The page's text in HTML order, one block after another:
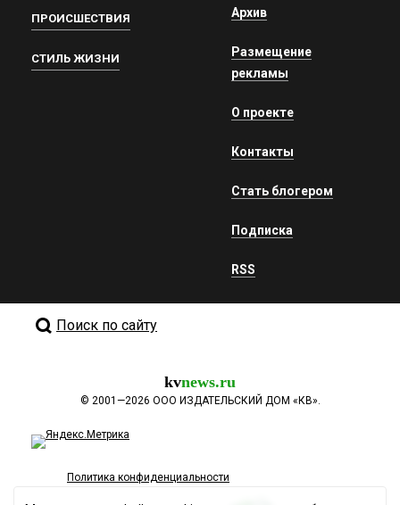
ПРОИСШЕСТВИЯ
СТИЛЬ ЖИЗНИ
Архив
Размещение
рекламы
О проекте
Контакты
Стать блогером
Подписка
RSS
Поиск по сайту
kvnews.ru
© 2001—2026 ООО ИЗДАТЕЛЬСКИЙ ДОМ «КВ».
Политика конфиденциальности